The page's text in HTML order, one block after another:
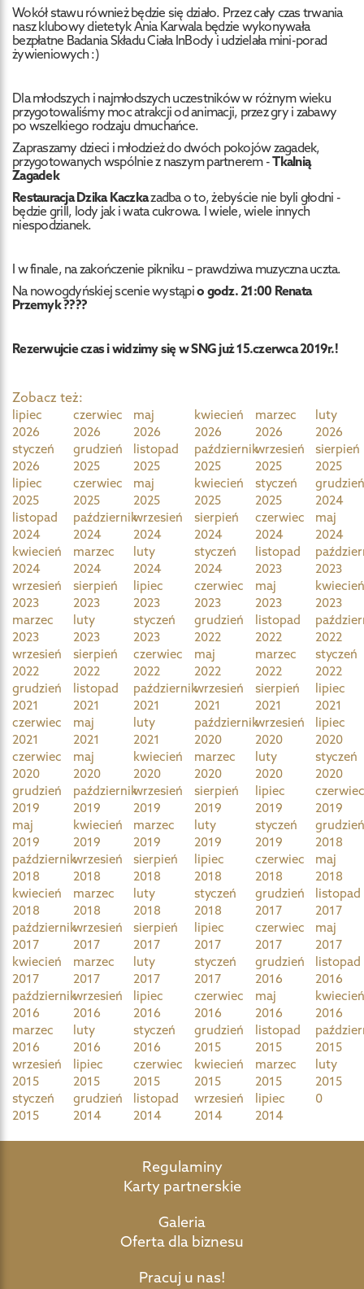
Wokół stawu również będzie się działo. Przez cały czas trwania
nasz klubowy dietetyk Ania Karwala będzie wykonywała
bezpłatne Badania Składu Ciała InBody i udzielała mini-porad
żywieniowych :)
Dla młodszych i najmłodszych uczestników w różnym wieku
przygotowaliśmy moc atrakcji od animacji, przez gry i zabawy
po wszelkiego rodzaju dmuchańce.
Zapraszamy dzieci i młodzież do dwóch pokojów zagadek,
przygotowanych wspólnie z naszym partnerem -Tkalnią
Zagadek
Restauracja Dzika Kaczkazadba o to, żebyście nie byli głodni -
będzie grill, lody jak i wata cukrowa. I wiele, wiele innych
niespodzianek.
I w finale, na zakończenie pikniku – prawdziwa muzyczna uczta.
Na nowogdyńskiej scenie wystąpio godz. 21:00 Renata
Przemyk ????
Rezerwujcie czas i widzimy się w SNG już 15.czerwca 2019r.!
Zobacz też:
lipiec
2026
czerwiec
2026
maj
2026
kwiecień
2026
marzec
2026
luty
2026
styczeń
2026
grudzień
2025
listopad
2025
październik
2025
wrzesień
2025
sierpień
2025
lipiec
2025
czerwiec
2025
maj
2025
kwiecień
2025
styczeń
2025
2024
listopad
2024
październik
2024
wrzesień
2024
sierpień
2024
czerwiec
2024
maj
2024
kwiecień
2024
marzec
2024
luty
2024
styczeń
2024
listopad
2023
2023
wrzesień
2023
sierpień
2023
lipiec
2023
czerwiec
2023
maj
2023
2023
marzec
2023
luty
2023
styczeń
2023
grudzień
2022
listopad
2022
2022
wrzesień
2022
sierpień
2022
czerwiec
2022
maj
2022
marzec
2022
styczeń
2022
grudzień
2021
listopad
2021
październik
2021
wrzesień
2021
sierpień
2021
lipiec
2021
czerwiec
2021
maj
2021
luty
2021
październik
2020
wrzesień
2020
lipiec
2020
czerwiec
2020
maj
2020
kwiecień
2020
marzec
2020
luty
2020
styczeń
2020
grudzień
2019
październik
2019
wrzesień
2019
sierpień
2019
lipiec
2019
2019
maj
2019
kwiecień
2019
marzec
2019
luty
2019
styczeń
2019
2018
październik
2018
wrzesień
2018
sierpień
2018
lipiec
2018
czerwiec
2018
maj
2018
kwiecień
2018
marzec
2018
luty
2018
styczeń
2018
grudzień
2017
listopad
2017
październik
2017
wrzesień
2017
sierpień
2017
lipiec
2017
czerwiec
2017
maj
2017
kwiecień
2017
marzec
2017
luty
2017
styczeń
2017
grudzień
2016
listopad
2016
październik
2016
wrzesień
2016
lipiec
2016
czerwiec
2016
maj
2016
2016
marzec
2016
luty
2016
styczeń
2016
grudzień
2015
listopad
2015
2015
wrzesień
2015
lipiec
2015
czerwiec
2015
kwiecień
2015
marzec
2015
luty
2015
styczeń
2015
grudzień
2014
listopad
2014
wrzesień
2014
lipiec
2014
0
Regulaminy
Karty partnerskie
Galeria
Oferta dla biznesu
Pracuj u nas!